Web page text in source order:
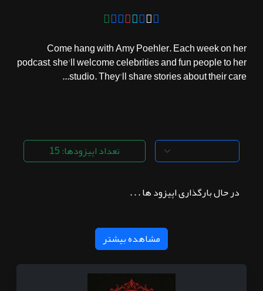
Come hang with Amy Poehler. Each week on her
podcast, she'll welcome celebrities and fun people to her
studio. They'll share stories about their care...
تعداد اپیزودها: 15
در حال بارگذاری اپیزود ها . . .
مشاهده بیشتر